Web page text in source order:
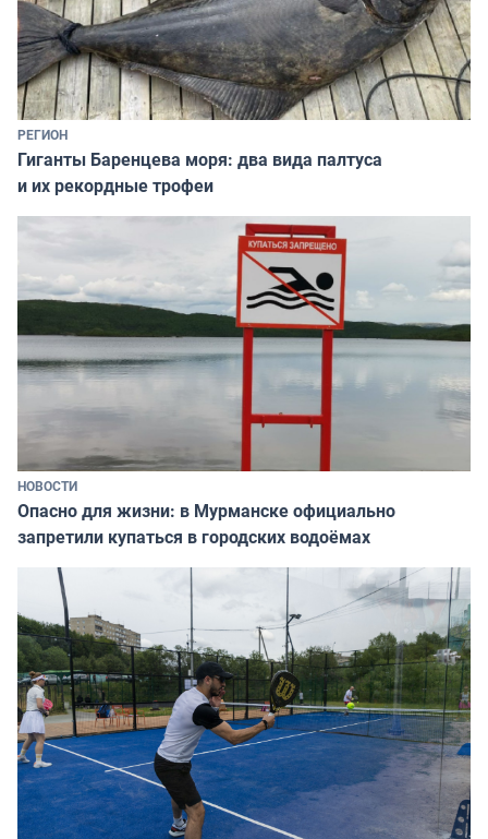
РЕГИОН
Гиганты Баренцева моря: два вида палтуса
и их рекордные трофеи
НОВОСТИ
Опасно для жизни: в Мурманске официально
запретили купаться в городских водоёмах